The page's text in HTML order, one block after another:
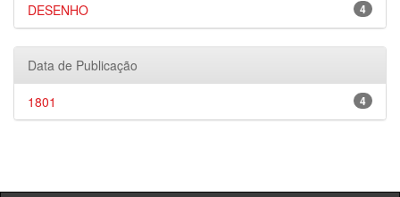
4
DESENHO
Data de Publicação
4
1801